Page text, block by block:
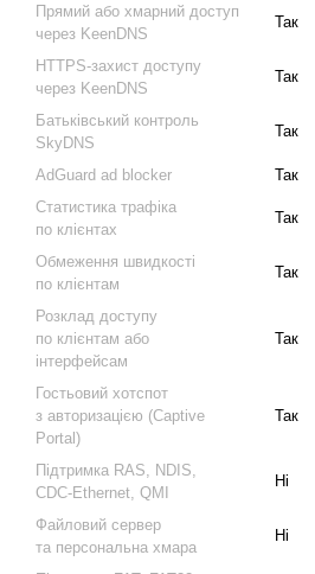
Прямий або хмарний доступ
через KeenDNS
Так
HTTPS-захист доступу
через KeenDNS
Так
Батьківський контроль
SkyDNS
Так
AdGuard ad blocker
Так
Статистика трафіка
по клієнтах
Так
Обмеження швидкості
по клієнтам
Так
Розклад доступу
по клієнтам або
інтерфейсам
Так
Гостьовий хотспот
з авторизацією (Captive
Portal)
Так
Підтримка RAS, NDIS,
CDC‑Ethernet, QMI
Ні
Файловий сервер
та персональна хмара
Ні